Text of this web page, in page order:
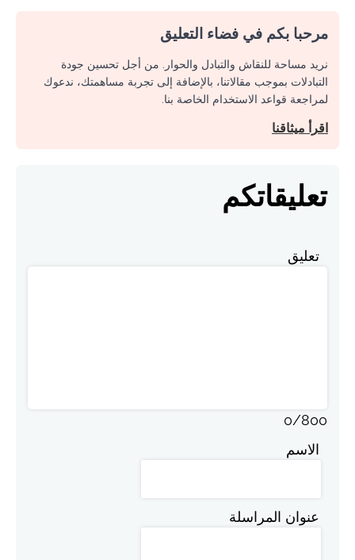
مرحبا بكم في فضاء التعليق
نريد مساحة للنقاش والتبادل والحوار. من أجل تحسين جودة
التبادلات بموجب مقالاتنا، بالإضافة إلى تجربة مساهمتك، ندعوك
لمراجعة قواعد الاستخدام الخاصة بنا.
اقرأ ميثاقنا
تعليقاتكم
تعليق
0/800
الاسم
عنوان المراسلة